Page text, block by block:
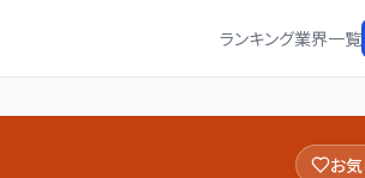
ランキング業界一覧
お